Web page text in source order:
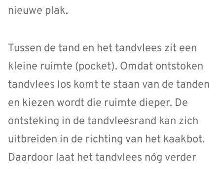
nieuwe plak.
Tussen de tand en het tandvlees zit een
kleine ruimte (pocket). Omdat ontstoken
tandvlees los komt te staan van de tanden
en kiezen wordt die ruimte dieper. De
ontsteking in de tandvleesrand kan zich
uitbreiden in de richting van het kaakbot.
Daardoor laat het tandvlees nóg verder